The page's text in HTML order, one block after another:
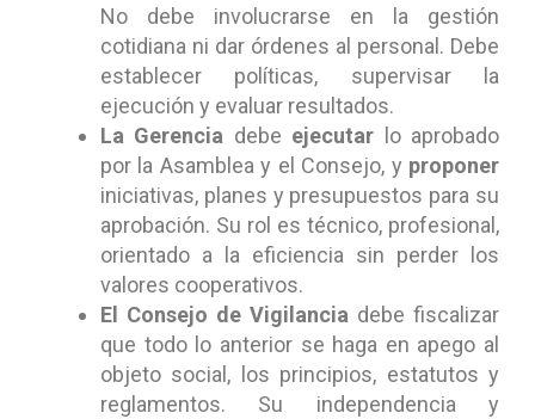
No debe involucrarse en la gestión
cotidiana ni dar órdenes al personal. Debe
establecer políticas, supervisar la
ejecución y evaluar resultados.
La Gerencia debe ejecutar lo aprobado
por la Asamblea y el Consejo, y proponer
iniciativas, planes y presupuestos para su
aprobación. Su rol es técnico, profesional,
orientado a la eficiencia sin perder los
valores cooperativos.
El Consejo de Vigilancia debe fiscalizar
que todo lo anterior se haga en apego al
objeto social, los principios, estatutos y
reglamentos. Su independencia y